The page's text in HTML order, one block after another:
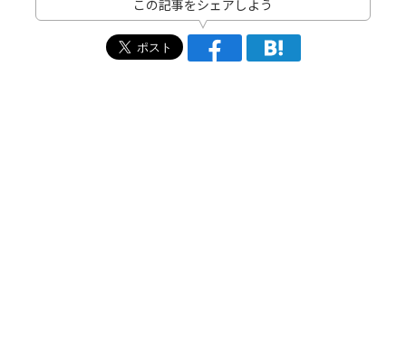
この記事をシェアしよう